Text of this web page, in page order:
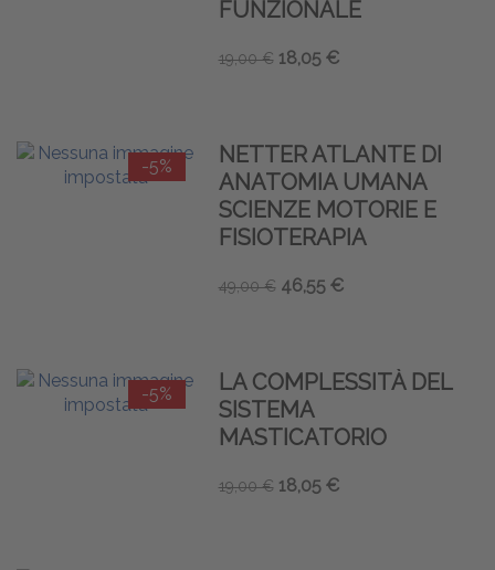
FUNZIONALE
19,00 € 18,05 €
-5%
NETTER ATLANTE DI
ANATOMIA UMANA
SCIENZE MOTORIE E
FISIOTERAPIA
49,00 € 46,55 €
-5%
LA COMPLESSITÀ DEL
SISTEMA
MASTICATORIO
19,00 € 18,05 €